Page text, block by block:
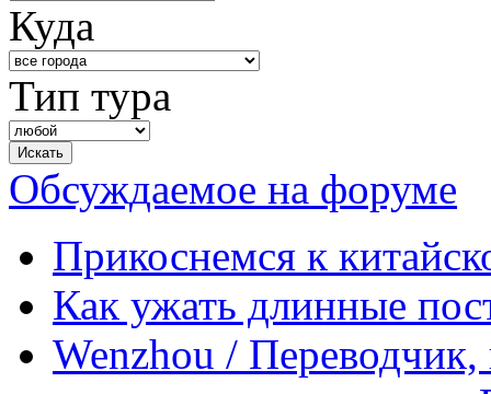
Куда
Тип тура
Обсуждаемое на форуме
Прикоснемся к
Как ужать длинные
Wenzhou / Переводчик,